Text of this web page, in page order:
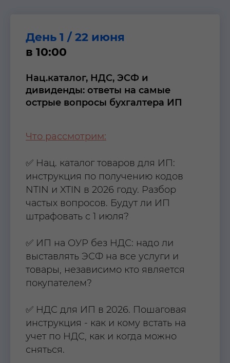
День 1 / 22 июня
в 10:00
Нац.каталог, НДС, ЭСФ и
дивиденды: ответы на самые
острые вопросы бухгалтера ИП
Что рассмотрим:
✅ Нац. каталог товаров для ИП:
инструкция по получению кодов
NTIN и XTIN в 2026 году. Разбор
частых вопросов. Будут ли ИП
штрафовать с 1 июля?
✅ ИП на ОУР без НДС: надо ли
выставлять ЭСФ на все услуги и
товары, независимо кто является
покупателем?
✅ НДС для ИП в 2026. Пошаговая
инструкция - как и кому встать на
учет по НДС, как и когда можно
сняться.